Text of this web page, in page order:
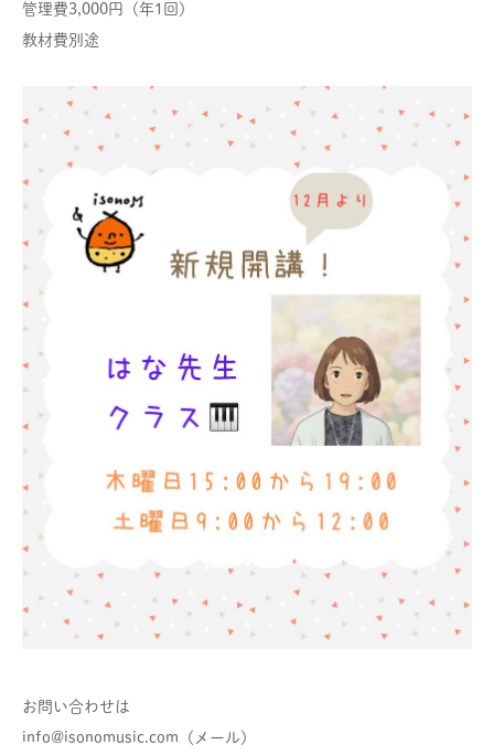
管理費3,000円（年1回）
教材費別途
お問い合わせは
info@isonomusic.com（メール）